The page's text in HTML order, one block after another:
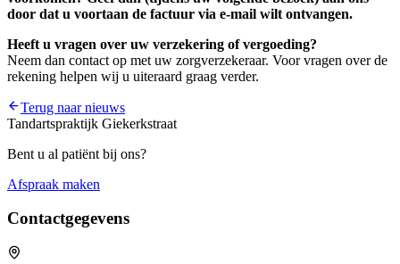
door dat u voortaan de factuur via e-mail wilt ontvangen.
Heeft u vragen over uw verzekering of vergoeding?
Neem dan contact op met uw zorgverzekeraar. Voor vragen over de
rekening helpen wij u uiteraard graag verder.
Terug naar nieuws
Tandartspraktijk Giekerkstraat
Bent u al patiënt bij ons?
Afspraak maken
Contactgegevens